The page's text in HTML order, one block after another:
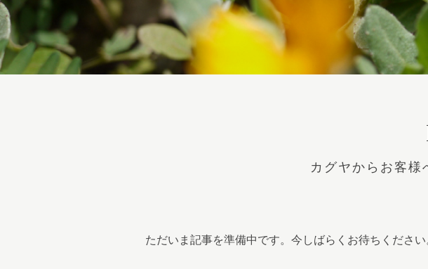
カグヤからお客
ただいま記事を準備中です。今しばらくお待ちください